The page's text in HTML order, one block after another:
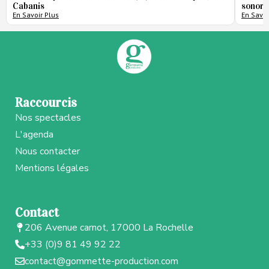
Cabanis
En Savoir Plus En
Raccourcis
Nos spectacles
L'agenda
Nous contacter
Mentions légales
Contact
206 Avenue carnot, 17000 La Rochelle
+33 (0)9 81 49 92 22
contact@gommette-production.com